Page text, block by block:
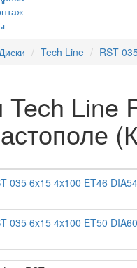
Tech Line RST
Tech Line
035 6x15 4x100 ET46
035 6x15 4x100 ET50